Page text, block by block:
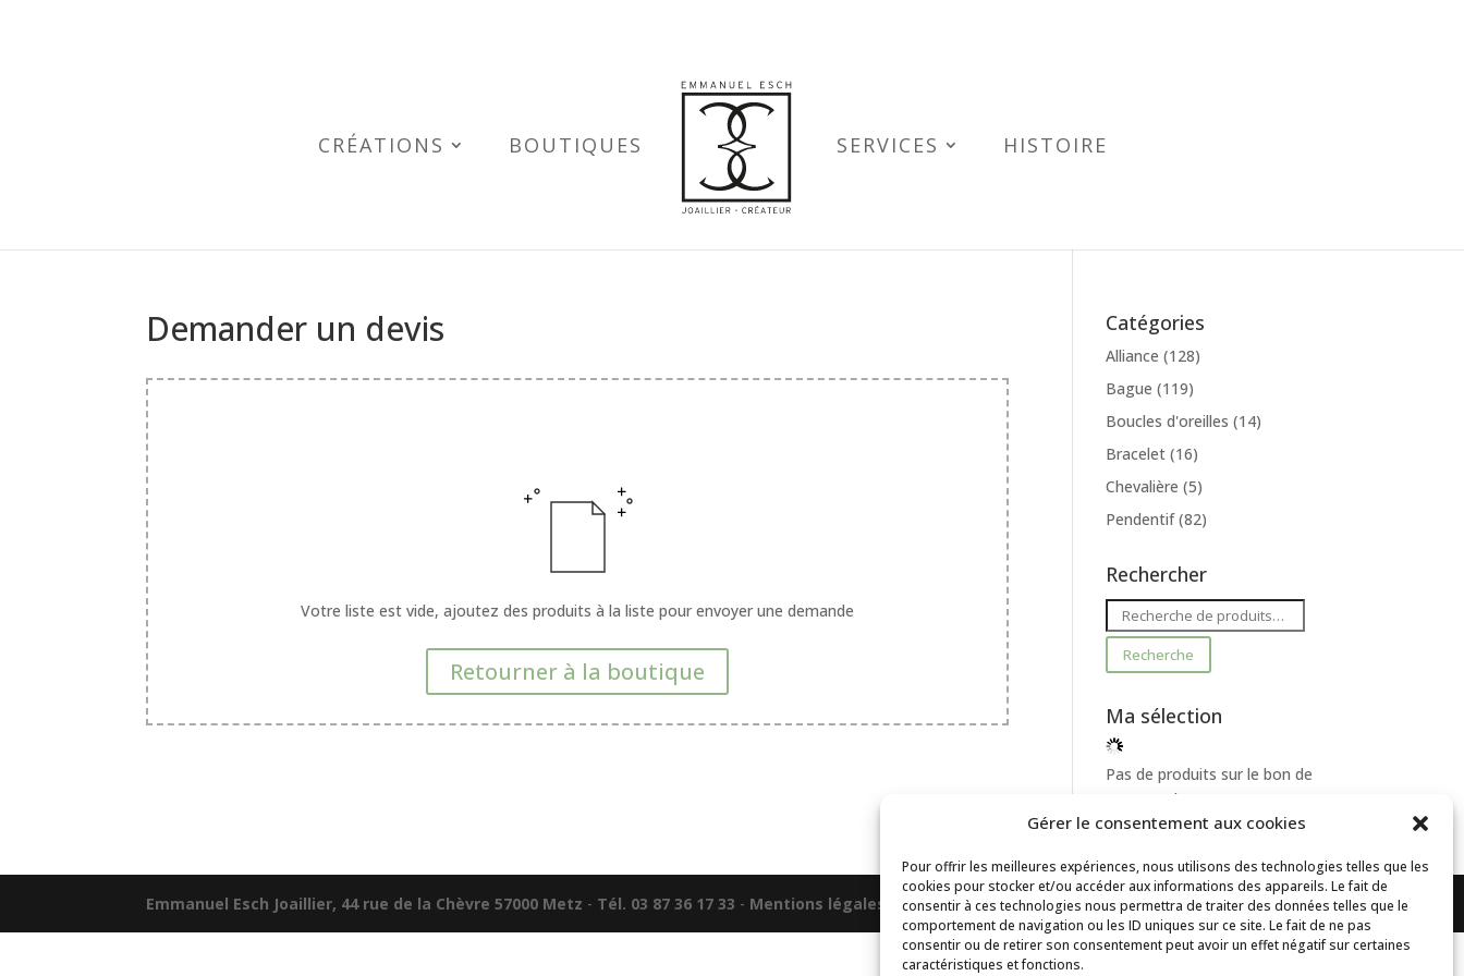
Gérer le consentement aux cookies
Pour offrir les meilleures expériences, nous utilisons des technologies telles que les
cookies pour stocker et/ou accéder aux informations des appareils. Le fait de
consentir à ces technologies nous permettra de traiter des données telles que le
comportement de navigation ou les ID uniques sur ce site. Le fait de ne pas
consentir ou de retirer son consentement peut avoir un effet négatif sur certaines
caractéristiques et fonctions.
CRÉATIONS BOUTIQUES SERVICES HISTOIRE
Demander un devis
Votre liste est vide, ajoutez des produits à la liste pour envoyer une demande
Retourner à la boutique
Catégories
Alliance (128)
Bague (119)
Boucles d'oreilles (14)
Bracelet (16)
Chevalière (5)
Pendentif (82)
Rechercher
Recherche
pour :
Recherche
Ma sélection
Pas de produits sur le bon de
commande
Emmanuel Esch Joaillier, 44 rue de la Chèvre 57000 Metz - Tél. 03 87 36 17 33 - Mentions légales C.G.V.